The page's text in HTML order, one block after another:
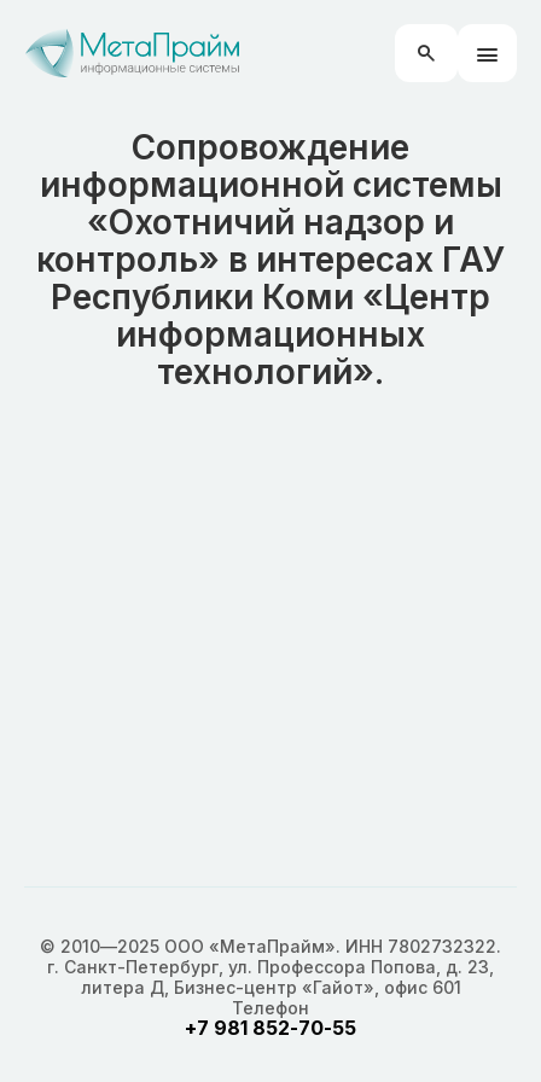
Сопровождение
информационной системы
«Охотничий надзор и
контроль» в интересах ГАУ
Республики Коми «Центр
информационных
технологий».
© 2010—2025 ООО «МетаПрайм». ИНН 7802732322.
г. Санкт-Петербург, ул. Профессора Попова, д. 23,
литера Д, Бизнес-центр «Гайот», офис 601
Телефон
+7 981 852-70-55